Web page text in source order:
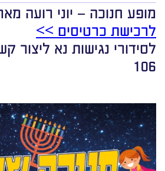
מופע חנוכה – יוני רועה
לרכישת כרטיסים >>
לסידורי נגישות נא ליצור
106